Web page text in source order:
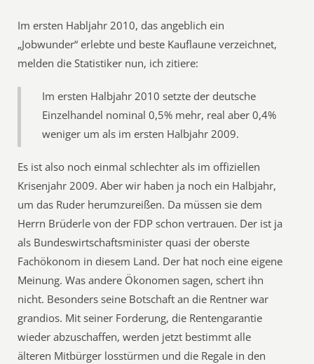
Im ersten Habljahr 2010, das angeblich ein
„Jobwunder“ erlebte und beste Kauflaune verzeichnet,
melden die Statistiker nun, ich zitiere:
Im ersten Halbjahr 2010 setzte der deutsche
Einzelhandel nominal 0,5% mehr, real aber 0,4%
weniger um als im ersten Halbjahr 2009.
Es ist also noch einmal schlechter als im offiziellen
Krisenjahr 2009. Aber wir haben ja noch ein Halbjahr,
um das Ruder herumzureißen. Da müssen sie dem
Herrn Brüderle von der FDP schon vertrauen. Der ist ja
als Bundeswirtschaftsminister quasi der oberste
Fachökonom in diesem Land. Der hat noch eine eigene
Meinung. Was andere Ökonomen sagen, schert ihn
nicht. Besonders seine Botschaft an die Rentner war
grandios. Mit seiner Forderung, die Rentengarantie
wieder abzuschaffen, werden jetzt bestimmt alle
älteren Mitbürger losstürmen und die Regale in den